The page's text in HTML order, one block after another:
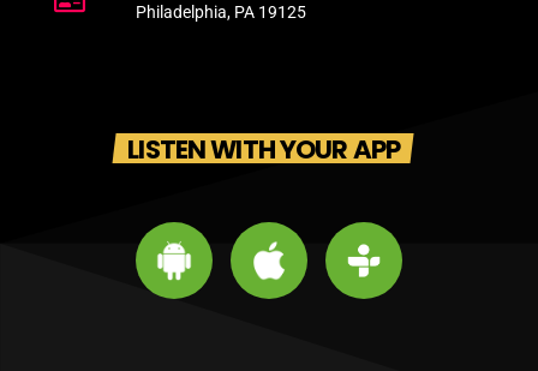
Philadelphia, PA 19125
LISTEN WITH YOUR APP